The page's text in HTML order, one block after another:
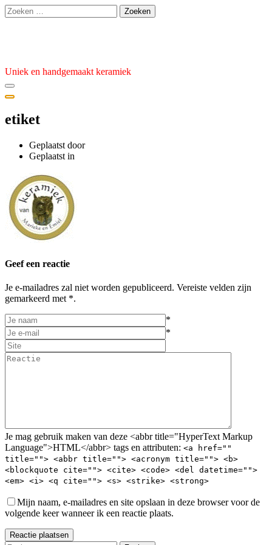
Ga
naar
Zoeken
naar:
Uniek en handgemaakt keramiek
etiket
Geplaatst door
Geplaatst
6
april
2022
Geplaatst in
Geef een reactie
Je e-mailadres zal niet worden gepubliceerd. Vereiste velden zijn
gemarkeerd met *.
*
*
Je mag gebruik maken van deze <abbr title="HyperText Markup
Language">HTML</abbr> tags en attributen: <a href=""
title=""> <abbr title=""> <acronym title=""> <b>
<blockquote cite=""> <cite> <code> <del datetime="">
<em> <i> <q cite=""> <s> <strike> <strong>
Mijn naam, e-mailadres en site opslaan in deze browser voor de
volgende keer wanneer ik een reactie plaats.
Reactie plaatsen